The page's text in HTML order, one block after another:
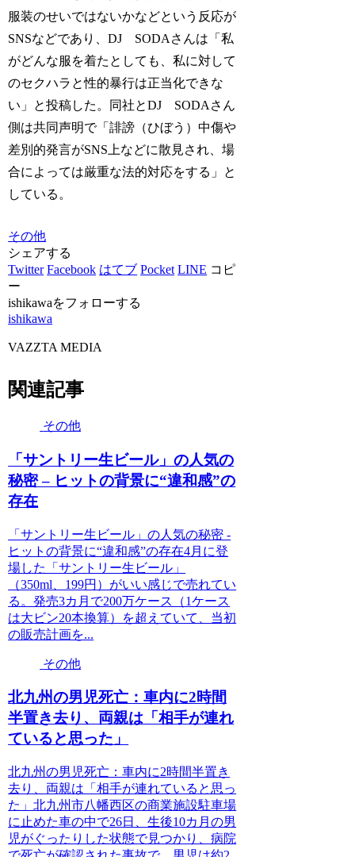
服装のせいではないかなどという反応が
SNSなどであり、DJ SODAさんは「私
がどんな服を着たとしても、私に対して
のセクハラと性的暴行は正当化できな
い」と投稿した。同社とDJ SODAさん
側は共同声明で「誹謗（ひぼう）中傷や
差別的発言がSNS上などに散見され、場
合によっては厳重な法的対応をする」と
している。
その他
シェアする
Twitter Facebook はてブ Pocket LINE コピ
ー
ishikawaをフォローする
ishikawa
VAZZTA MEDIA
関連記事
その他
「サントリー生ビール」の人気の
秘密 – ヒットの背景に“違和感”の
存在
「サントリー生ビール」の人気の秘密 -
ヒットの背景に“違和感”の存在4月に登
場した「サントリー生ビール」
（350ml、199円）がいい感じで売れてい
る。発売3カ月で200万ケース（1ケース
は大ビン20本換算）を超えていて、当初
の販売計画を...
その他
北九州の男児死亡：車内に2時間
半置き去り、両親は「相手が連れ
ていると思った」
北九州の男児死亡：車内に2時間半置き
去り、両親は「相手が連れていると思っ
た」北九州市八幡西区の商業施設駐車場
に止めた車の中で26日、生後10カ月の男
児がぐったりした状態で見つかり、病院